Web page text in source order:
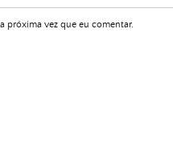
próxima vez que eu comentar.